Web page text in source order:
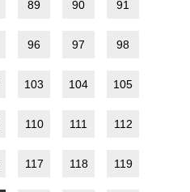
89 90 91
96 97 98
103 104 105
110 111 112
117 118 119